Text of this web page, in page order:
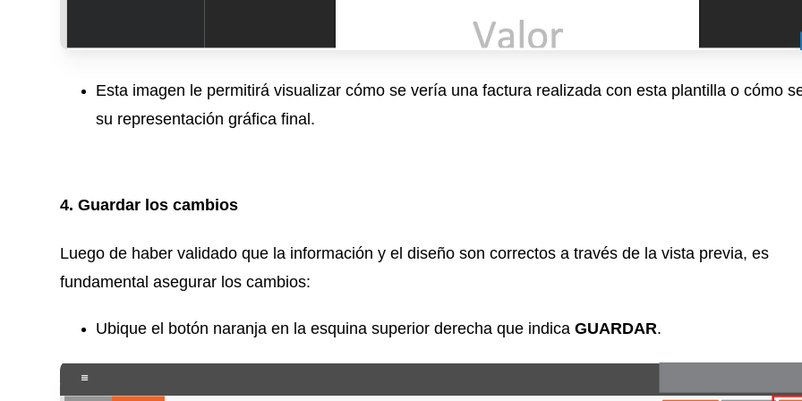
Esta imagen le permitirá visualizar cómo se vería una factura realizada con esta plantilla o cómo
su representación gráfica final.
4. Guardar los cambios
Luego de haber validado que la información y el diseño son correctos a través de la vista previa, es
fundamental asegurar los cambios:
Ubique el botón naranja en la esquina superior derecha que indicaGUARDAR.